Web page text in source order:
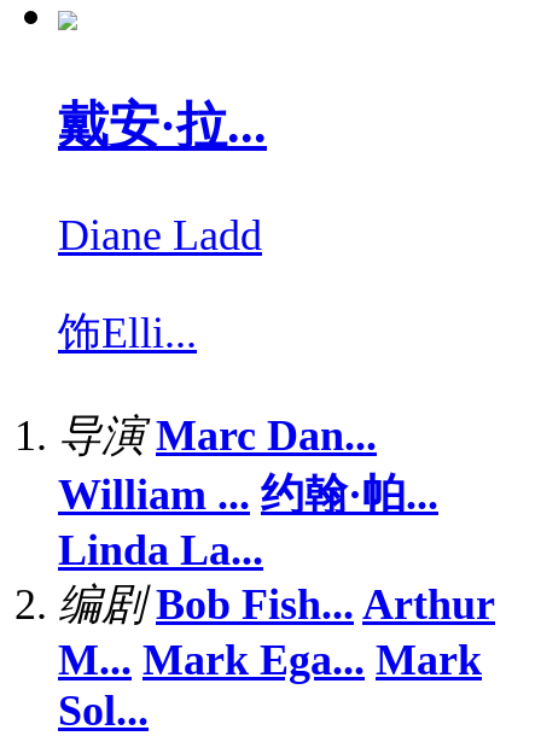
戴安·拉...
Diane Ladd
饰Elli...
导演 Marc Dan...
William ... 约翰·帕...
Linda La...
编剧 Bob Fish... Arthur
M... Mark Ega... Mark
Sol...